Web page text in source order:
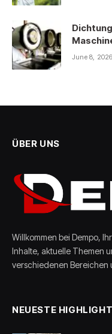
June 8, 2026
ÜBER UNS
Willkommen bei Dempo,
Inhalte, aktuelle Themen
verschiedenen Bereichen
NEUESTE